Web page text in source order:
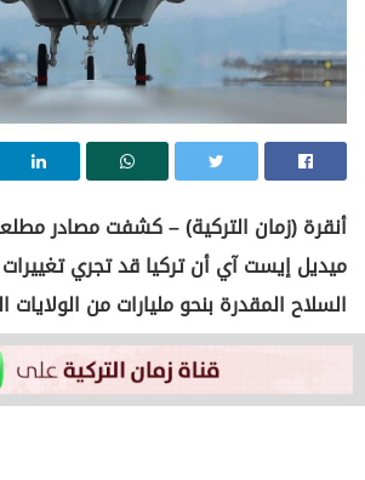
أنقرة (زمان التركية) – كشفت مصادر
ميديل إيست آي أن تركيا قد تجري
السلاح المقدرة بنحو مليارات من
شراء محركات مقاتلات عوضا عن مقاتلات F16 والصواريخ.
وذكر موقع ميديل إيست آي أن أنقرة